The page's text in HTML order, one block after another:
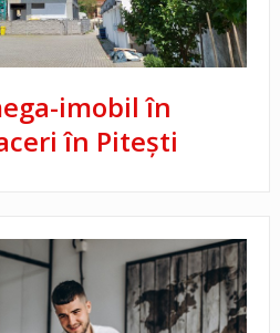
imobil în
în Pitești